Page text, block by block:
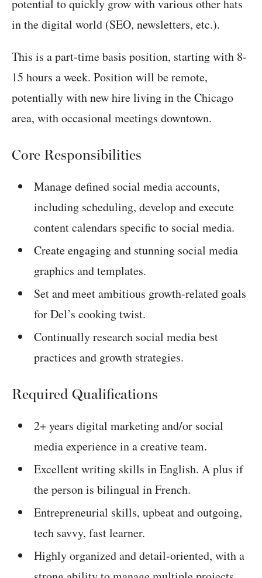
potential to quickly grow with various other hats
in the digital world (SEO, newsletters, etc.).
This is a part-time basis position, starting with 8-
15 hours a week. Position will be remote,
potentially with new hire living in the Chicago
area, with occasional meetings downtown.
Core Responsibilities
Manage defined social media accounts,
including scheduling, develop and execute
content calendars specific to social media.
Create engaging and stunning social media
graphics and templates.
Set and meet ambitious growth-related goals
for Del’s cooking twist.
Continually research social media best
practices and growth strategies.
Required Qualifications
2+ years digital marketing and/or social
media experience in a creative team.
Excellent writing skills in English. A plus if
the person is bilingual in French.
Entrepreneurial skills, upbeat and outgoing,
tech savvy, fast learner.
Highly organized and detail-oriented, with a